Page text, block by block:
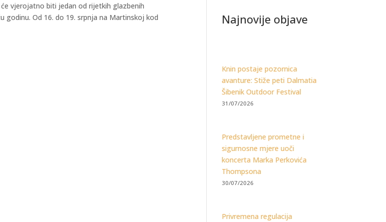
vjerojatno biti jedan od rijetkih glazbenih
Od 16. do 19. srpnja na Martinskoj kod
Najnovije objave
Knin postaje pozornica
avanture: Stiže peti Dalmatia
Šibenik Outdoor Festival
31/07/2026
Predstavljene prometne i
sigurnosne mjere uoči
koncerta Marka Perkovića
Thompsona
30/07/2026
Privremena regulacija